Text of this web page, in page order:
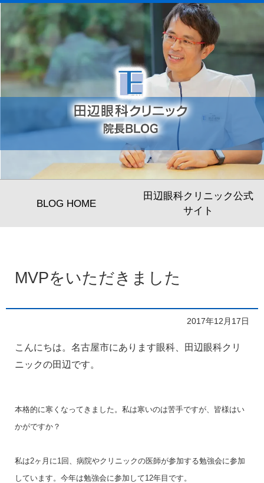
BLOG HOME
田辺眼科クリニック公式
サイト
MVPをいただきました
2017年12月17日
こ んにちは。名古屋市にあります眼科、田辺眼科クリ
ニックの田辺です。
本格的に寒くなってきました。私は寒いのは苦手ですが、皆様はい
かがですか？
私は2ヶ月に1回、病院やクリニックの医師が参加する勉強会に参加
しています。今年は勉強会に参加して12年目です。